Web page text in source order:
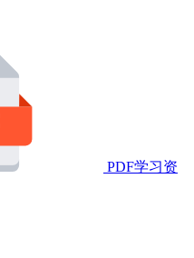
PDF学习资